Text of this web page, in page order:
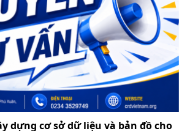
dựng cơ sở dữ liệu và bản đồ cho